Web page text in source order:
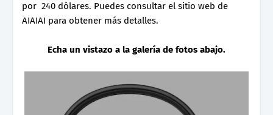
por 240 dólares. Puedes consultar el sitio web de
AIAIAI para obtener más detalles.
Echa un vistazo a la galería de fotos abajo.